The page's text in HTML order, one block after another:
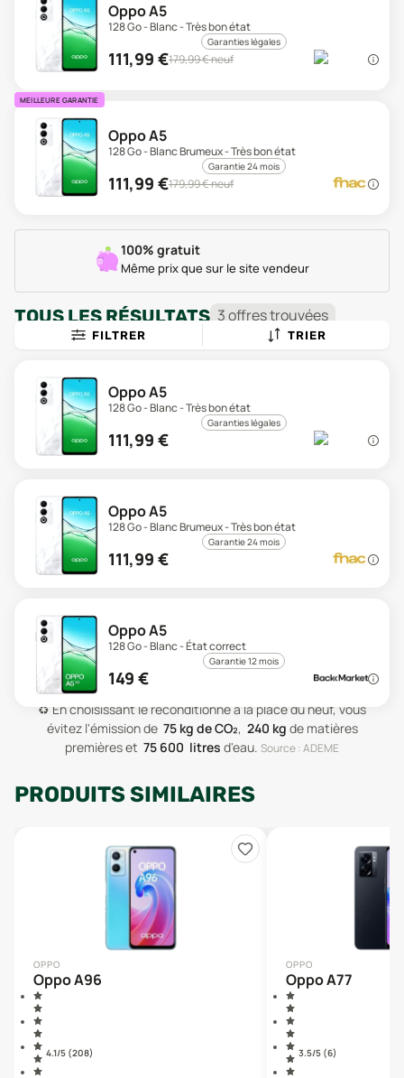
Oppo A5
128 Go - Blanc - Très bon état
Garanties légales
111,99 €179,99€ neuf
MEILLEURE GARANTIE
Oppo A5
128 Go - Blanc Brumeux - Très bon état
Garantie 24 mois
111,99 €179,99€ neuf
100% gratuit
Même prix que sur le site vendeur
TOUS LES RÉSULTATS 3offrestrouvées
FILTRER TRIER
Oppo A5
128 Go - Blanc - Très bon état
Garanties légales
111,99 €
Oppo A5
128 Go - Blanc Brumeux - Très bon état
Garantie 24 mois
111,99 €
Oppo A5
128 Go - Blanc - État correct
Garantie 12 mois
149 €
♻️ En choisissant le reconditionné à la place du neuf, vous
évitez l'émission de 75 kg de CO₂, 240 kg de matières
premièreset 75 600 litres d'eau. Source : ADEME
PRODUITS SIMILAIRES
OPPO
Oppo A96
4.1/5 (208)
OPPO
Oppo A77
3.5/5 (6)